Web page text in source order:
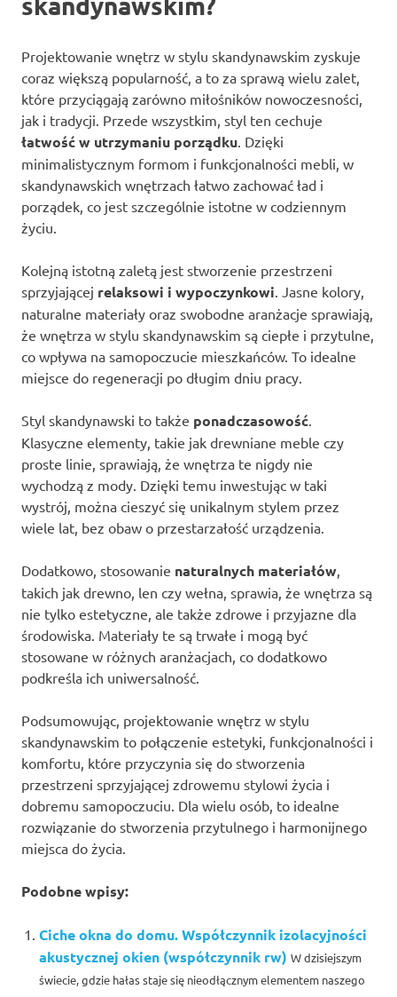
Projektowanie wnętrz w stylu skandynawskim zyskuje
coraz większą popularność, a to za sprawą wielu zalet,
które przyciągają zarówno miłośników nowoczesności,
jak i tradycji. Przede wszystkim, styl ten cechuje
łatwość w utrzymaniu porządku. Dzięki
minimalistycznym formom i funkcjonalności mebli, w
skandynawskich wnętrzach łatwo zachować ład i
porządek, co jest szczególnie istotne w codziennym
życiu.
Kolejną istotną zaletą jest stworzenie przestrzeni
sprzyjającej relaksowi i wypoczynkowi. Jasne kolory,
naturalne materiały oraz swobodne aranżacje sprawiają,
że wnętrza w stylu skandynawskim są ciepłe i przytulne,
co wpływa na samopoczucie mieszkańców. To idealne
miejsce do regeneracji po długim dniu pracy.
Styl skandynawski to także ponadczasowość.
Klasyczne elementy, takie jak drewniane meble czy
proste linie, sprawiają, że wnętrza te nigdy nie
wychodzą z mody. Dzięki temu inwestując w taki
wystrój, można cieszyć się unikalnym stylem przez
wiele lat, bez obaw o przestarzałość urządzenia.
Dodatkowo, stosowanie naturalnych materiałów,
takich jak drewno, len czy wełna, sprawia, że wnętrza są
nie tylko estetyczne, ale także zdrowe i przyjazne dla
środowiska. Materiały te są trwałe i mogą być
stosowane w różnych aranżacjach, co dodatkowo
podkreśla ich uniwersalność.
Podsumowując, projektowanie wnętrz w stylu
skandynawskim to połączenie estetyki, funkcjonalności i
komfortu, które przyczynia się do stworzenia
przestrzeni sprzyjającej zdrowemu stylowi życia i
dobremu samopoczuciu. Dla wielu osób, to idealne
rozwiązanie do stworzenia przytulnego i harmonijnego
miejsca do życia.
Podobne wpisy:
Ciche okna do domu. Współczynnik izolacyjności
akustycznej okien (współczynnik rw) W dzisiejszym
świecie, gdzie hałas staje się nieodłącznym elementem naszego